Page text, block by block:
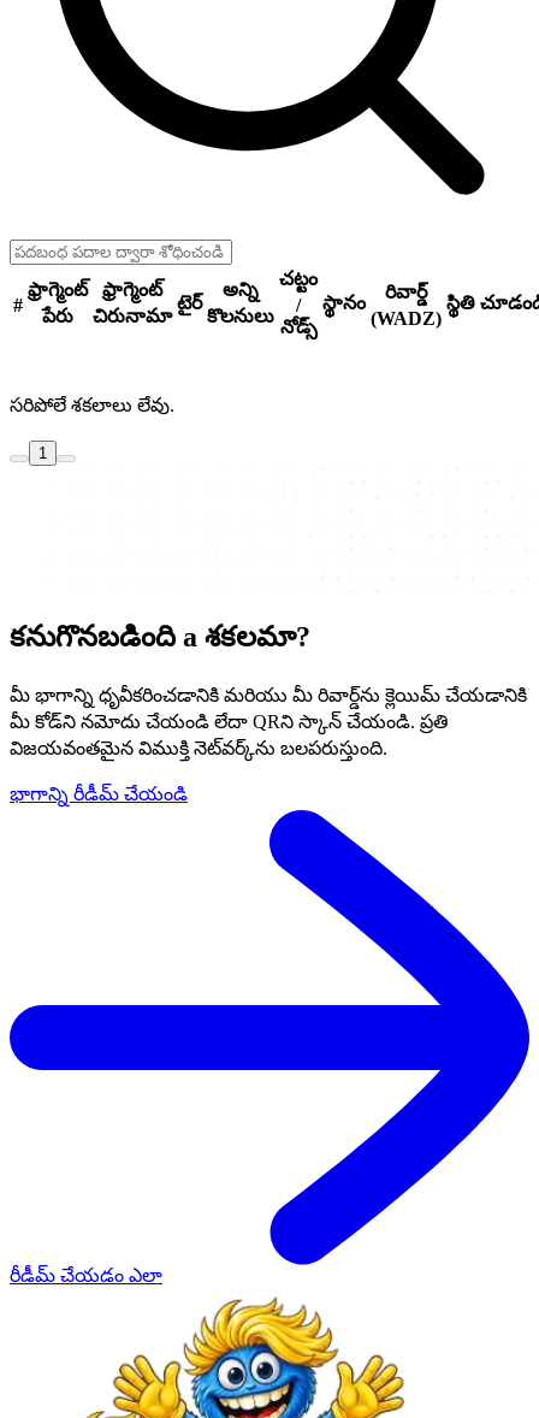
#
ఫ్రాగ్మెంట్
పేరు
ఫ్రాగ్మెంట్
చిరునామా
టైర్
అన్ని
కొలనులు
చట్టం
/
నోడ్స్
స్థానం
రివార్డ్
(WADZ)
స్థితి
సరిపోలే శకలాలు లేవు.
1
కనుగొనబడింది a శకలమా?
మీ భాగాన్ని ధృవీకరించడానికి మరియు మీ రివార్డ్‌ను క్లెయిమ్ చేయడానికి
మీ కోడ్‌ని నమోదు చేయండి లేదా QRని స్కాన్ చేయండి. ప్రతి
విజయవంతమైన విముక్తి నెట్‌వర్క్‌ను బలపరుస్తుంది.
భాగాన్ని రీడీమ్ చేయండి
రీడీమ్ చేయడం ఎలా